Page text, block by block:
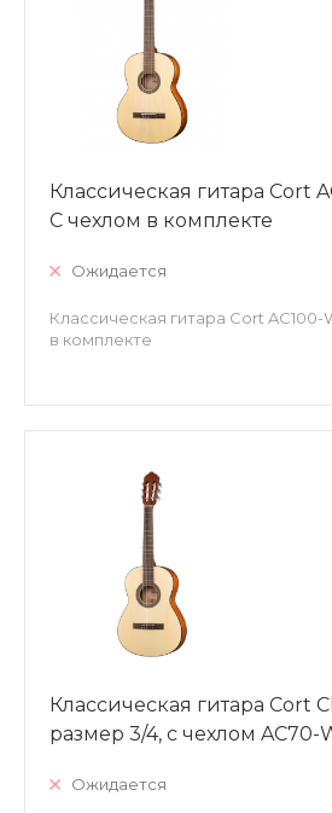
Классическая гитара Cort
С чехлом в комплекте
Ожидается
Классическая гитара Cort
в комплекте
Классическая гитара Cort
размер 3/4, с чехлом AC70-
Ожидается